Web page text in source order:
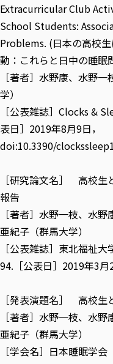
Extracurricular Club
School Students:
Problems. (日本の高校
動：これらと日中の睡眠
［著者］水野康、水野
学）
［公表雑誌］Clocks &
表日］2019年8月9日，
doi:10.3390/
［研究論文名］
高校生
報告
［著者］水野一枝、水
亜紀子（群馬大学）
［公表雑誌］東北福祉
94.［公表日］2019年3月
［発表演題名］
高校生
［著者］水野一枝、水
亜紀子（群馬大学）
［学会名］日本睡眠学